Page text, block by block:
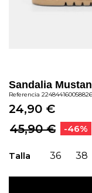
Sandalia
Referencia 224844160058826
24,90 €
45,90 €
-46%
Talla 36 38